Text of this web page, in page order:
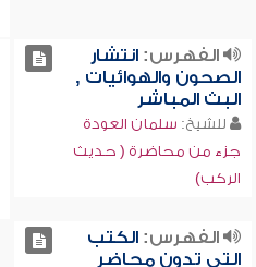
الفهرس:انتشار
الصحون والهوائيات ,
البث المباشر
للشيخ: سلمان العودة
جزء من محاضرة ( حديث
الركب)
الفهرس:الكتب
التي تدون محاضر